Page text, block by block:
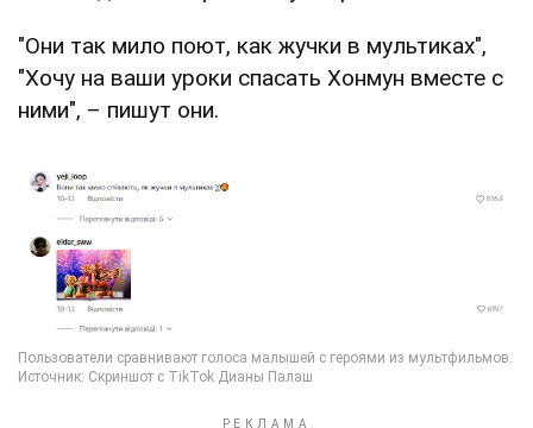
"Они так мило поют, как жучки в мультиках",
"Хочу на ваши уроки спасать Хонмун вместе с
ними", – пишут они.